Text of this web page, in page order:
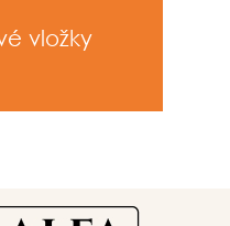
vložky